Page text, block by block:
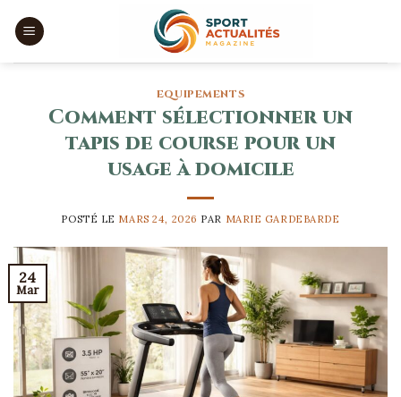
EQUIPEMENTS
Comment sélectionner un
tapis de course pour un
usage à domicile
POSTÉ LE MARS 24, 2026 PAR MARIE GARDEBARDE
24
Mar